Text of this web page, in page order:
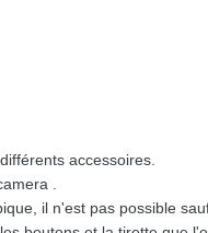
accessoires.
.
il n'est pas possible